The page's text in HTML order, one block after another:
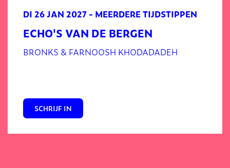
ECHO'S VAN DE BERGEN
BRONKS & FARNOOSH KHODADADEH
DI 26 JAN 2027 - MEERDERE TIJDSTIPPEN
SCHRIJF IN